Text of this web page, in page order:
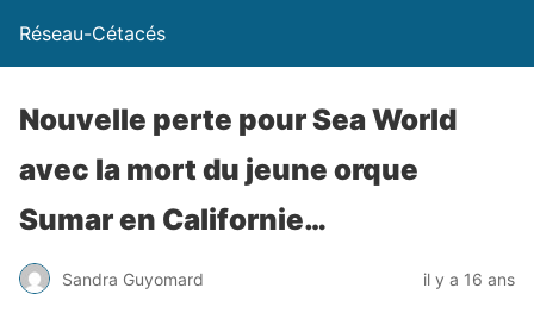
Réseau-Cétacés
Nouvelle perte pour Sea World
avec la mort du jeune orque
Sumar en Californie…
Sandra Guyomard il y a 16 ans